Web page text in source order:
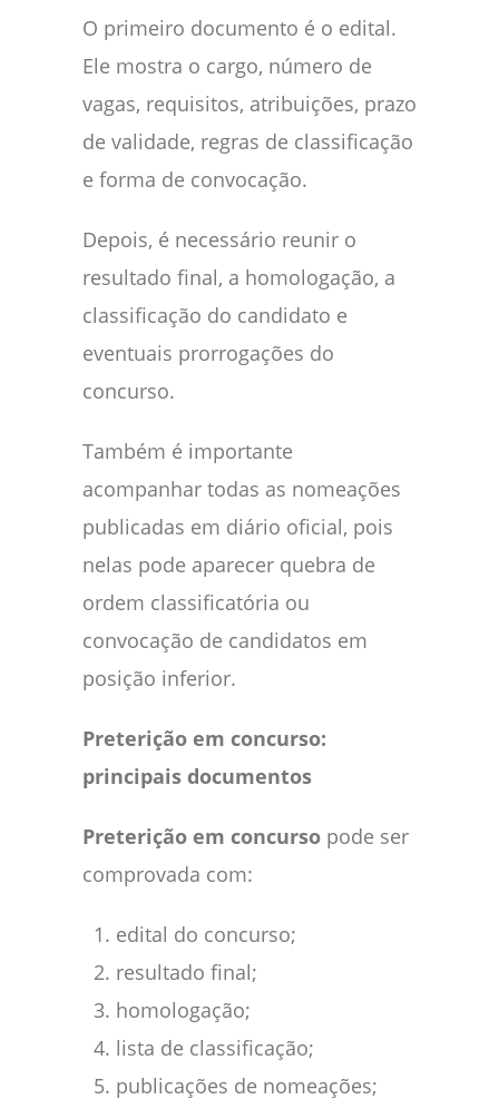
O primeiro documento é o edital.
Ele mostra o cargo, número de
vagas, requisitos, atribuições, prazo
de validade, regras de classificação
e forma de convocação.
Depois, é necessário reunir o
resultado final, a homologação, a
classificação do candidato e
eventuais prorrogações do
concurso.
Também é importante
acompanhar todas as nomeações
publicadas em diário oficial, pois
nelas pode aparecer quebra de
ordem classificatória ou
convocação de candidatos em
posição inferior.
Preterição em concurso:
principais documentos
Preterição em concurso pode ser
comprovada com:
edital do concurso;
resultado final;
homologação;
lista de classificação;
publicações de nomeações;